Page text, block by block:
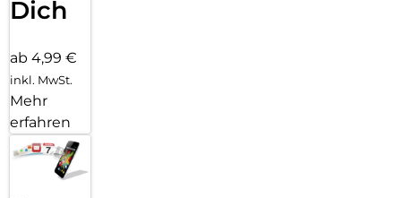
Dich
ab 4,99 €
inkl. MwSt.
Mehr
erfahren